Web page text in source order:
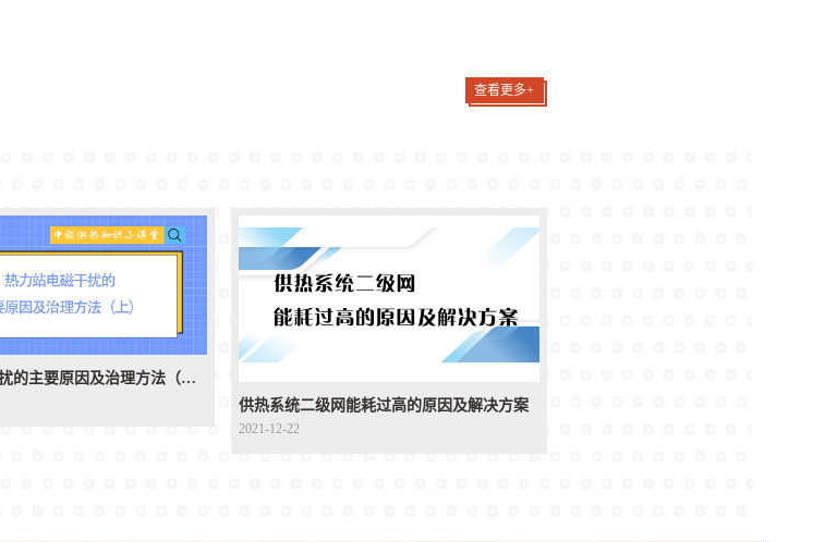
查看更多+
热力站电磁干扰的主要原因及治理方法（上）
供热系统二级网能耗过高的原因及解决方案
2021-12-22